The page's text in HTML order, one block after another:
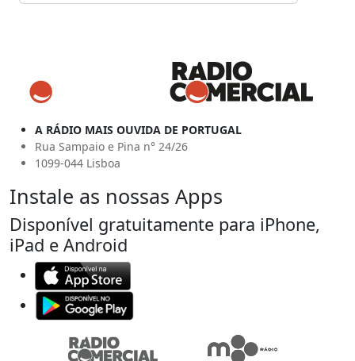
A RÁDIO MAIS OUVIDA DE PORTUGAL
Rua Sampaio e Pina n° 24/26
1099-044 Lisboa
Instale as nossas Apps
Disponível gratuitamente para iPhone,
iPad e Android